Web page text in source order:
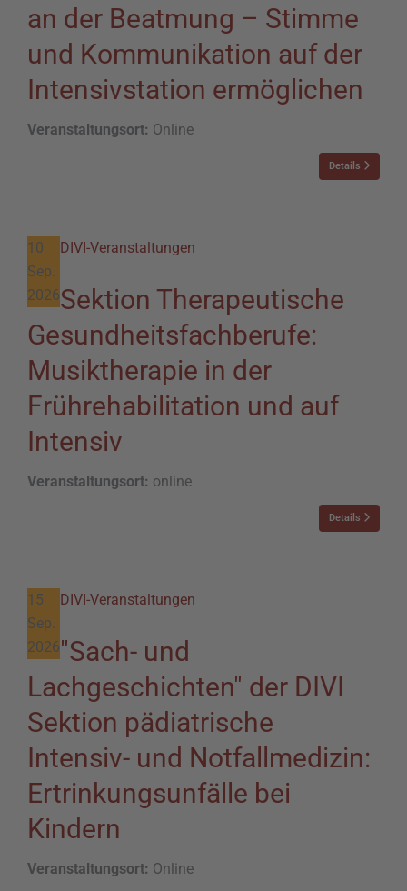
an der Beatmung – Stimme
und Kommunikation auf der
Intensivstation ermöglichen
Veranstaltungsort: Online
Details
10
Sep.
2026
DIVI-Veranstaltungen
Sektion Therapeutische
Gesundheitsfachberufe:
Musiktherapie in der
Frührehabilitation und auf
Intensiv
Veranstaltungsort: online
Details
15
Sep.
2026
DIVI-Veranstaltungen
"Sach- und
Lachgeschichten" der DIVI
Sektion pädiatrische
Intensiv- und Notfallmedizin:
Ertrinkungsunfälle bei
Kindern
Veranstaltungsort: Online